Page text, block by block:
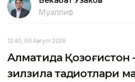
Муаллиф
12:40, 09 Август 2026
Алматида Қозоғистон
зилзила тадқиқотлари